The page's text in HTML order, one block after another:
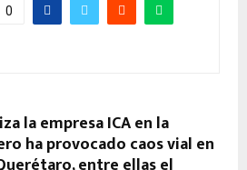
0
la empresa ICA en la
ha provocado caos vial en